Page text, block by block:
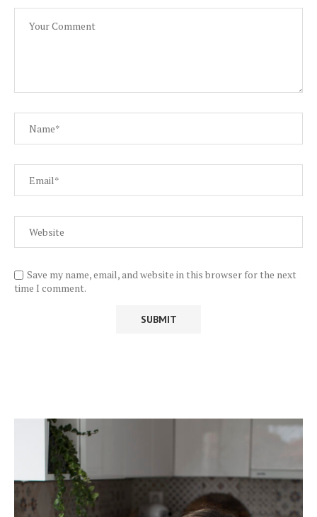
Save my name, email, and website in this browser for the next
time I comment.